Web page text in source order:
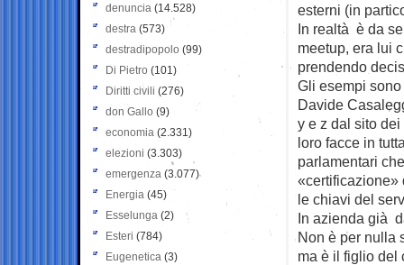
esterni (in
In realtà è da
meetup, era lui
prendendo
Gli esempi
Davide
y e z dal sito
loro facce in
parlamentari
«certificazione»
le chiavi del
In azienda già
Non è per nulla
ma è il figlio del
denuncia (14.528)
destra (573)
destradipopolo (99)
Di Pietro (101)
Diritti civili (276)
don Gallo (9)
economia (2.331)
elezioni (3.303)
emergenza (3.077)
Energia (45)
Esselunga (2)
Esteri (784)
Eugenetica (3)